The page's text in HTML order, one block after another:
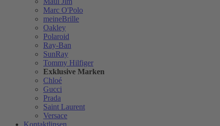
Marc O'Polo
meineBrille
Oakley
Polaroid
Ray-Ban
SunRay
Tommy Hilfiger
Exklusive Marken
Chloé
Gucci
Prada
Saint Laurent
Versace
Kontaktlinsen